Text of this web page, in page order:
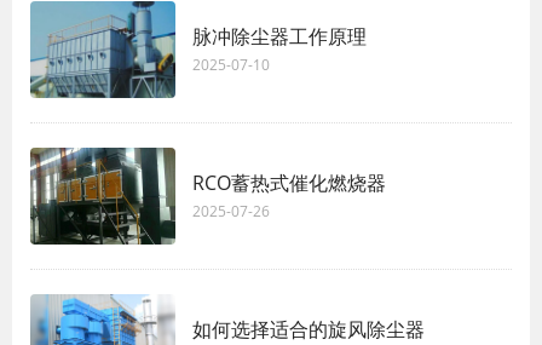
脉冲除尘器工作原理
2025-07-10
RCO蓄热式催化燃烧器
2025-07-26
如何选择适合的旋风除尘器